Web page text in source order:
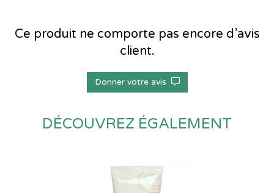
Ce produit ne comporte pas encore d’avis
client.
Donner votre avis
DÉCOUVREZ ÉGALEMENT